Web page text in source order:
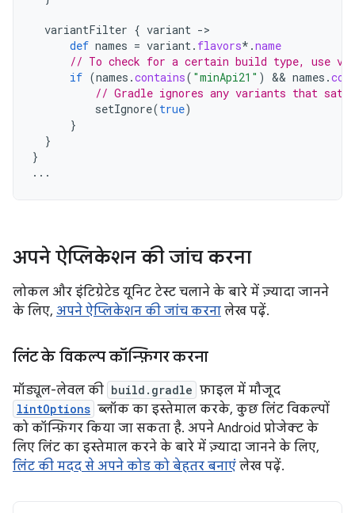
variantFilter { variant ->
def names = variant. flavors*.name
// To check for a certain build type, use
if (names .contains( "minApi21" ) && names .
// Gradle ignores any variants that
setIgnore(true)
}
}
}
...
अपने ऐप्लिकेशन की जांच करना
लोकल और इंटिग्रेटेड यूनिट टेस्ट चलाने के बारे में ज़्यादा जानने
के लिए, अपने ऐप्लिकेशन की जांच करना लेख पढ़ें.
लिंट के विकल्प कॉन्फ़िगर करना
मॉड्यूल-लेवल की build.gradle फ़ाइल में मौजूद
lintOptions ब्लॉक का इस्तेमाल करके, कुछ लिंट विकल्पों
को कॉन्फ़िगर किया जा सकता है. अपने Android प्रोजेक्ट के
लिए लिंट का इस्तेमाल करने के बारे में ज़्यादा जानने के लिए,
लिंट की मदद से अपने कोड को बेहतर बनाएं लेख पढ़ें.